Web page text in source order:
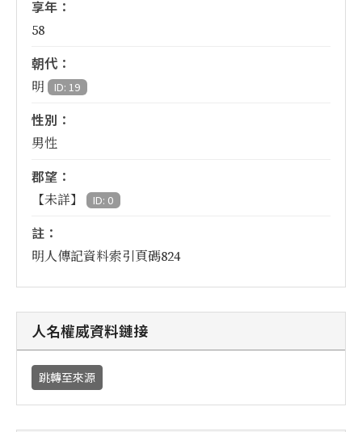
享年：
58
朝代：
明 ID: 19
性別：
男性
郡望：
【未詳】 ID: 0
註：
明人傳記資料索引頁碼824
人名權威資料鏈接
跳轉至來源